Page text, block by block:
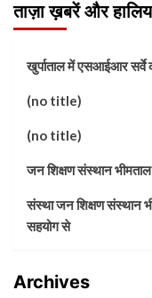
ताज़ा ख़बरें और
खुर्पाताल में एसआईआर
(no title)
(no title)
जन शिक्षण संस्थान
संस्था जन शिक्षण संस्थान
सहयोग से
Archives